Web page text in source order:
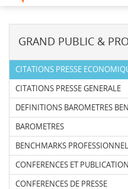
GRAND PUBLIC &
CITATIONS PRESSE
CITATIONS PRESSE GENERALE
DEFINITIONS BAROMETRES
BAROMETRES
BENCHMARKS
CONFERENCES ET
CONFERENCES DE PRESSE